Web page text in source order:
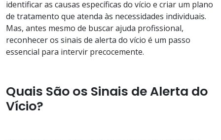
identificar as causas específicas do vício e criar um plano
de tratamento que atenda às necessidades individuais.
Mas, antes mesmo de buscar ajuda profissional,
reconhecer os sinais de alerta do vício é um passo
essencial para intervir precocemente.
Quais São os Sinais de Alerta do
Vício?